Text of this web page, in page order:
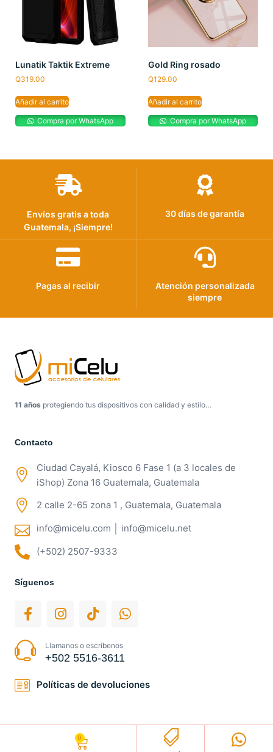
Lunatik Taktik Extreme
Q319.00
Añadir al carrito
Compra por WhatsApp
Gold Ring rosado
Q129.00
Añadir al carrito
Compra por WhatsApp
Envíos gratis a toda
Guatemala, ¡Siempre!
30 días de garantía
Pagas al recibir
Atención personalizada
siempre
11 años protegiendo tus dispositivos con calidad y estilo…
Contacto
Ciudad Cayalá, Kiosco 6 Fase 1 (a 3 locales de
iShop) Zona 16 Guatemala, Guatemala
2 calle 2-65 zona 1 , Guatemala, Guatemala
info@micelu.com │ info@micelu.net
(+502) 2507-9333
Síguenos
Llamanos o escríbenos
+502 5516-3611
Políticas de devoluciones
0